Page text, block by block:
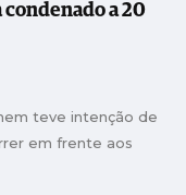
a 20
teve intenção de
em frente aos